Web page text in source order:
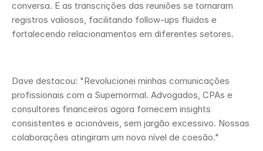
conversa. E as transcrições das reuniões se tornaram
registros valiosos, facilitando follow-ups fluidos e
fortalecendo relacionamentos em diferentes setores.
Dave destacou: "Revolucionei minhas comunicações
profissionais com a Supernormal. Advogados, CPAs e
consultores financeiros agora fornecem insights
consistentes e acionáveis, sem jargão excessivo. Nossas
colaborações atingiram um novo nível de coesão."